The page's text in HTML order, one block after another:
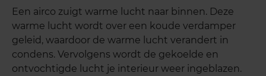
Een airco zuigt warme lucht naar binnen. Deze
warme lucht wordt over een koude verdamper
geleid, waardoor de warme lucht verandert in
condens. Vervolgens wordt de gekoelde en
ontvochtigde lucht je interieur weer ingeblazen.